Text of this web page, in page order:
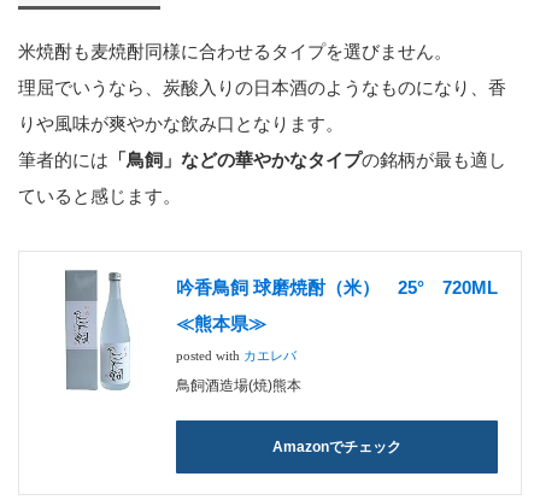
米焼酎も麦焼酎同様に合わせるタイプを選びません。
理屈でいうなら、炭酸入りの日本酒のようなものになり、香
りや風味が爽やかな飲み口となります。
筆者的には 「鳥飼」などの華やかなタイプの銘柄が最も適し
ていると感じます。
吟香鳥飼 球磨焼酎（米） 25° 720ML
≪熊本県≫
posted with カエレバ
鳥飼酒造場(焼)熊本
Amazonでチェック